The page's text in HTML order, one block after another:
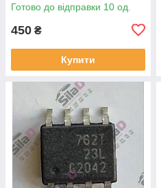
Готово до відправки 10 од.
450 ₴
Купити